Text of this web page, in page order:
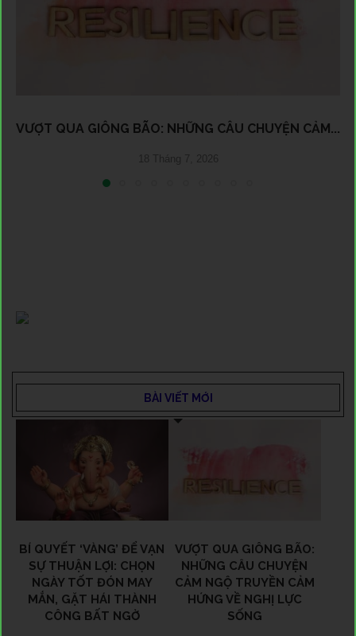
VƯỢT QUA GIÔNG BÃO: NHỮNG CÂU CHUYỆN CẢM...
18 Tháng 7, 2026
BÀI VIẾT MỚI
BÍ QUYẾT ‘VÀNG’ ĐỂ VẠN
SỰ THUẬN LỢI: CHỌN
NGÀY TỐT ĐÓN MAY
MẮN, GẶT HÁI THÀNH
CÔNG BẤT NGỜ
VƯỢT QUA GIÔNG BÃO:
NHỮNG CÂU CHUYỆN
CẢM NGỘ TRUYỀN CẢM
HỨNG VỀ NGHỊ LỰC
SỐNG